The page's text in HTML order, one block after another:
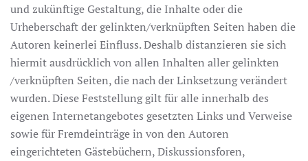
und zukünftige Gestaltung, die Inhalte oder die
Urheberschaft der gelinkten/verknüpften Seiten haben die
Autoren keinerlei Einfluss. Deshalb distanzieren sie sich
hiermit ausdrücklich von allen Inhalten aller gelinkten
/verknüpften Seiten, die nach der Linksetzung verändert
wurden. Diese Feststellung gilt für alle innerhalb des
eigenen Internetangebotes gesetzten Links und Verweise
sowie für Fremdeinträge in von den Autoren
eingerichteten Gästebüchern, Diskussionsforen,